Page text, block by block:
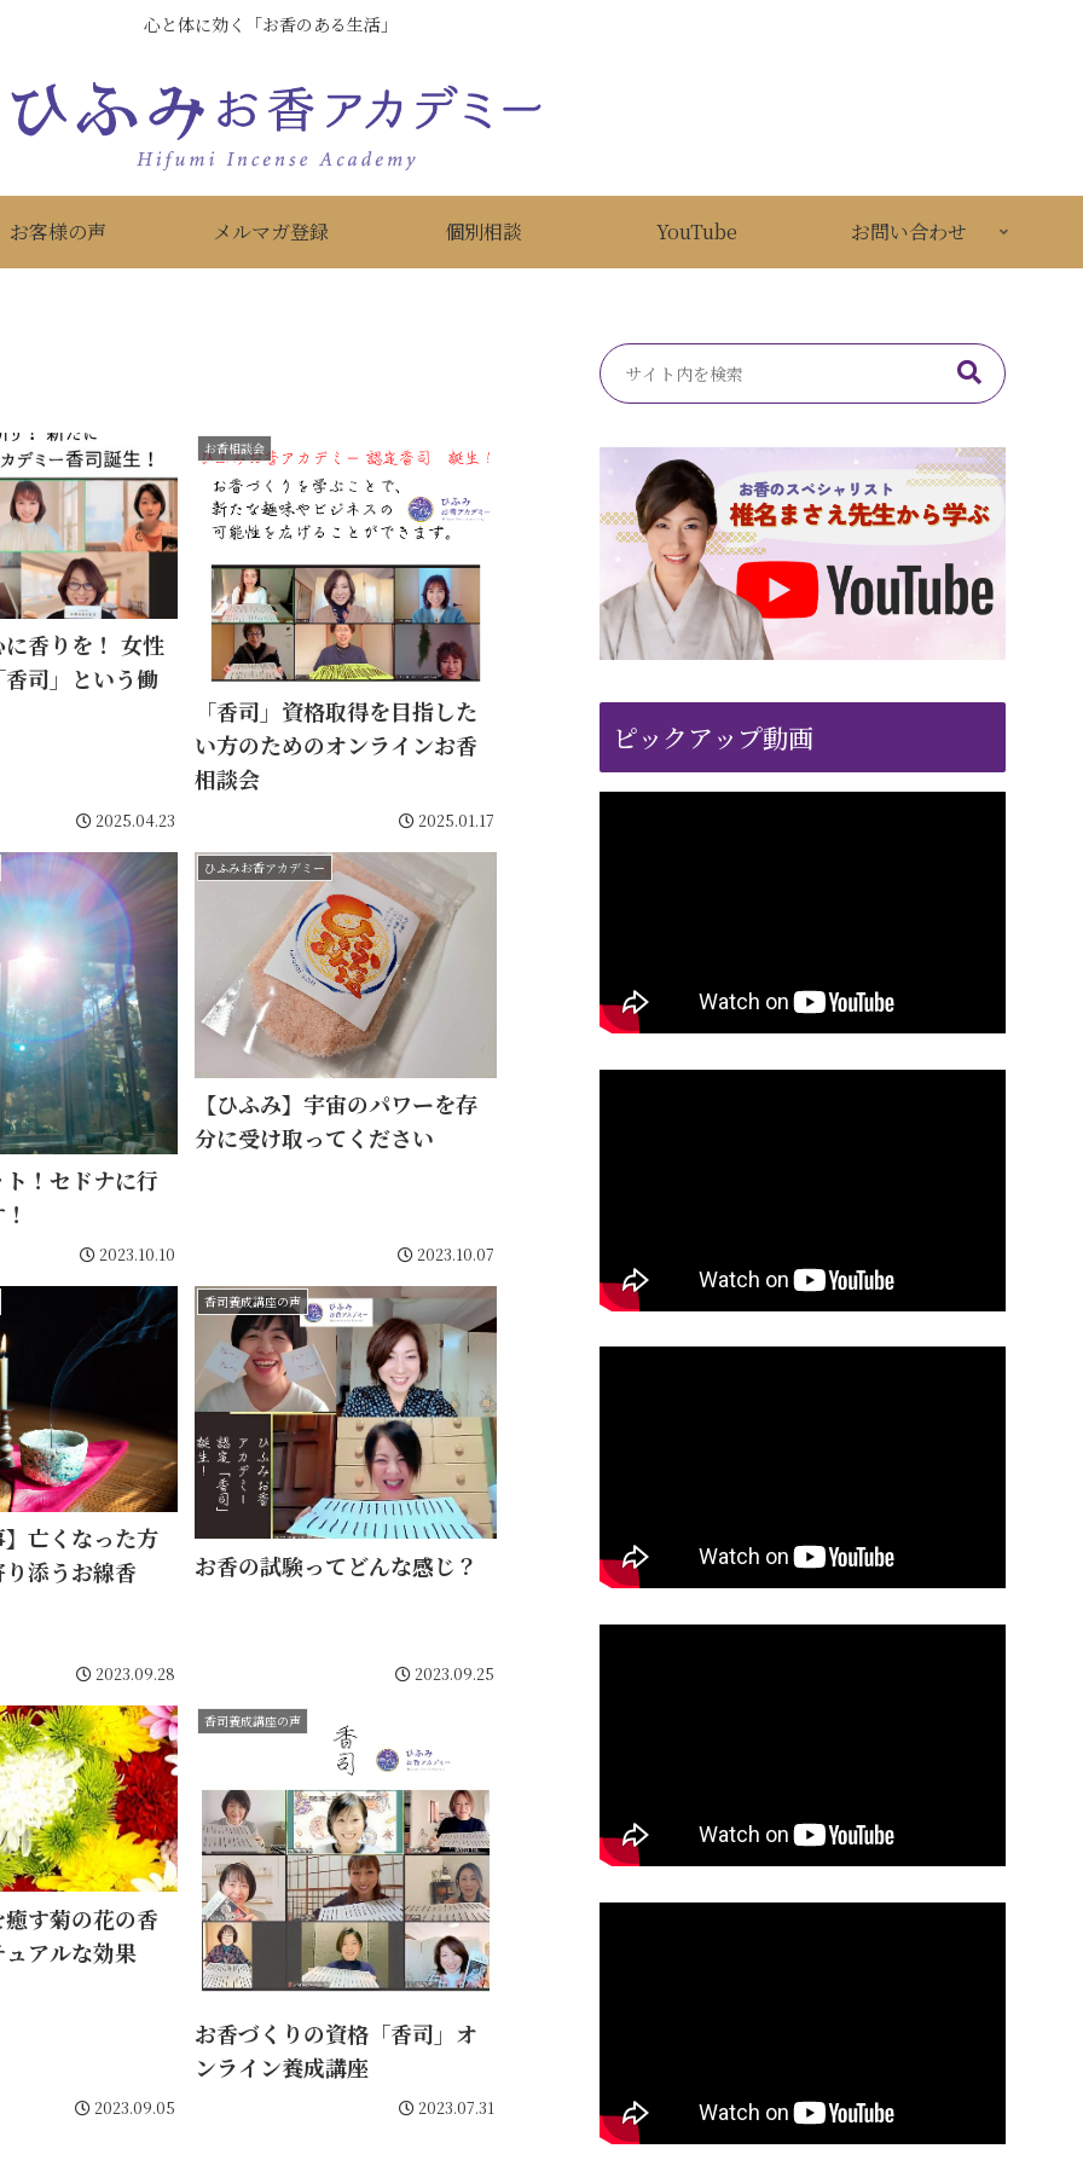
心と体に効く「お香のある生活」
お客様の声 メルマガ登録 個別相談 YouTube お問い合わせ
りを！ 女性
司」という働
2025.04.23
お香相談会
「香司」資格取得を目指した
い方のためのオンラインお香
相談会
2025.01.17
！セドナに行
2023.10.10
ひふみお香アカデミー
【ひふみ】宇宙のパワーを存
分に受け取ってください
2023.10.07
亡くなった方
添うお線香
2023.09.28
香司養成講座の声
お香の試験ってどんな感じ？
2023.09.25
す菊の花の香
アルな効果
2023.09.05
香司養成講座の声
お香づくりの資格「香司」オ
ンライン養成講座
2023.07.31
ピックアップ動画